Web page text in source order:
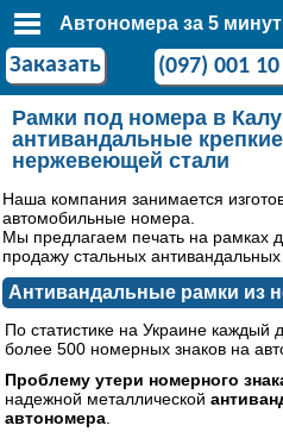
Автономера за 5 минут
Заказать (097) 001
Рамки под номера в
антивандальные
нержевеющей стали
Наша компания занимается
автомобильные номера.
Мы предлагаем печать на рамках
продажу стальных антивандальных
Антивандальные рамки из
По статистике на Украине каждый
более 500 номерных знаков на
Проблему утери номерного
надежной металлической
автономера